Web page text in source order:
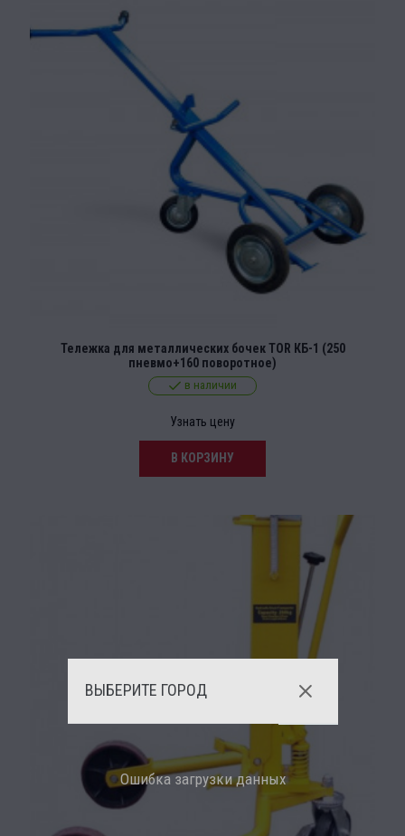
Тележка для металлических бочек TOR КБ-1 (250
пневмо+160 поворотное)
в наличии
Узнать цену
В КОРЗИНУ
ВЫБЕРИТЕ ГОРОД
Ошибка загрузки данных